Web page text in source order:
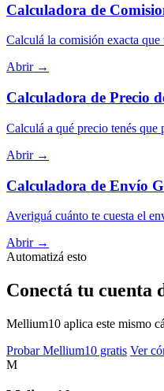
Calculadora de
Calculá la comisión exacta
Abrir →
Calculadora de Precio
Calculá a qué precio tenés que
Abrir →
Calculadora de Envío
Averiguá cuánto te cuesta el
Abrir →
Automatizá esto
Conectá tu cuenta
Mellium10 aplica este mismo
Probar Mellium10 gratis Ver
M